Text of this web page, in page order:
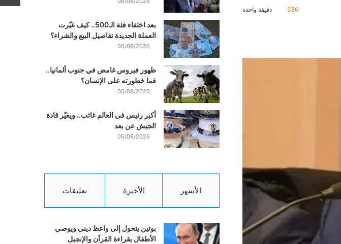
536 دقيقة واحدة
بعد اختفاء فئة الـ500.. كيف غيّرت
العملة الجديدة تفاصيل البيع والشراء؟
06/08/2026
ظهور فيروس غامض في جنوب ألمانيا..
فما خطورته على الإنسان؟
05/08/2026
أكبر رئيس في العالم غائب.. ويغيّر قادة
الجيش عن بعد
05/08/2026
الأشهر الأخيرة تعليقات
بوتين يتحول إلى واعظ ديني ويوصي
الأطفال بقراءة القرآن والإنجيل